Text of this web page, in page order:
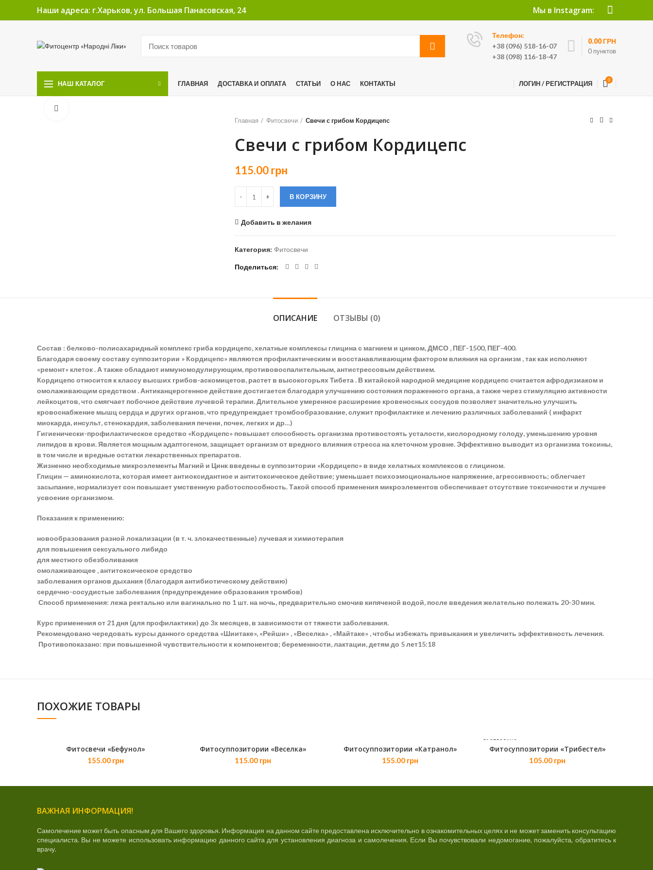
Наши адреса: г.Харьков, ул. Большая Панасовская, 24 Мы в Instagram:
Телефон:
+38 (096) 518-16-07
+38 (098) 116-18-47
0 пунктов
0.00ГРН
НАШ КАТАЛОГ ГЛАВНАЯ ДОСТАВКА И ОПЛАТА СТАТЬИ О НАС КОНТАКТЫ ЛОГИН / РЕГИСТРАЦИЯ 0
Главная
Фитосвечи Свечи с грибом Кордицепс
Свечи с грибом Кордицепс
115.00грн
В КОРЗИНУ
Добавить в желания
Категория: Фитосвечи
Поделиться
ОПИСАНИЕ ОТЗЫВЫ (0)
Состав : белково-полисахаридный комплекс гриба кордицепс, хелатные комплексы глицина с магнием и цинком, ДМСО , ПЕГ-1500, ПЕГ-400.
Благодаря своему составу суппозитории » Кордицепс» являются профилактическим и восстанавливающим фактором влияния на организм , так как исполняют
«ремонт» клеток . А также обладают иммуномодулирующим, противовоспалительным, антистрессовым действием.
Кордицепс относится к классу высших грибов-аскомицетов, растет в высокогорьях Тибета . В китайской народной медицине кордицепс считается афродизиаком и
омолаживающим средством . Антиканцерогенное действие достигается благодаря улучшению состояния пораженного органа, а также через стимуляцию активности
лейкоцитов, что смягчает побочное действие лучевой терапии. Длительное умеренное расширение кровеносных сосудов позволяет значительно улучшить
кровоснабжение мышц сердца и других органов, что предупреждает тромбообразование, служит профилактике и лечению различных заболеваний ( инфаркт
миокарда, инсульт, стенокардия, заболевания печени, почек, легких и др…)
Гигиенически-профилактическое средство «Кордицепс» повышает способность организма противостоять усталости, кислородному голоду, уменьшению уровня
липидов в крови. Является мощным адаптогеном, защищает организм от вредного влияния стресса на клеточном уровне. Эффективно выводит из организма токсины,
в том числе и вредные остатки лекарственных препаратов.
Жизненно необходимые микроэлементы Магний и Цинк введены в суппозитории «Кордицепс» в виде хелатных комплексов с глицином.
Глицин — аминокислота, которая имеет антиоксидантное и антитоксическое действие; уменьшает психоэмоциональное напряжение, агрессивность; облегчает
засыпание, нормализует сон повышает умственную работоспособность. Такой способ применения микроэлементов обеспечивает отсутствие токсичности и лучшее
усвоение организмом.
Показания к применению:
новообразования разной локализации (в т. ч. злокачественные) лучевая и химиотерапия
для повышения сексуального либидо
для местного обезболивания
омолаживающее , антитоксическое средство
заболевания органов дыхания (благодаря антибиотическому действию)
сердечно-сосудистые заболевания (предупреждение образования тромбов)
Способ применения: лежа ректально или вагинально по 1 шт. на ночь, предварительно смочив кипяченой водой, после введения желательно полежать 20-30 мин.
Курс применения от 21 дня (для профилактики) до 3х месяцев, в зависимости от тяжести заболевания.
Рекомендовано чередовать курсы данного средства «Шиитаке», «Рейши» , «Веселка» , «Майтаке» , чтобы избежать привыкания и увеличить эффективность лечения.
Противопоказано: при повышенной чувствительности к компонентов; беременности, лактации, детям до 5 лет15:18
ПОХОЖИЕ ТОВАРЫ
В КОРЗИНУ
Фитосвечи «Бефунол»
155.00 грн
В КОРЗИНУ
Фитосуппозитории «Веселка»
115.00 грн
В КОРЗИНУ
Фитосуппозитории «Катранол»
155.00 грн
РАСПРОДАНО
ПОДРОБНЕЕ
Фитосуппозитории «Трибестел»
105.00 грн
ВАЖНАЯ ИНФОРМАЦИЯ!
Самолечение может быть опасным для Вашего здоровья. Информация на данном сайте предоставлена исключительно в ознакомительных целях и не может заменить консультацию
специалиста. Вы не можете использовать информацию данного сайта для установления диагноза и самолечения. Если Вы почувствовали недомогание, пожалуйста, обратитесь к
врачу.